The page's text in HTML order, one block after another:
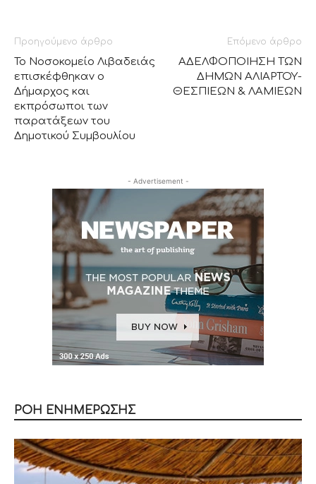
Προηγούμενο άρθρο
Το Νοσοκομείο Λιβαδειάς
επισκέφθηκαν ο
Δήμαρχος και
εκπρόσωποι των
παρατάξεων του
Δημοτικού Συμβουλίου
Επόμενο άρθρο
ΑΔΕΛΦΟΠΟΙΗΣΗ ΤΩΝ
ΔΗΜΩΝ ΑΛΙΑΡΤΟΥ-
ΘΕΣΠΙΕΩΝ & ΛΑΜΙΕΩΝ
- Advertisement -
ΡΟΗ ΕΝΗΜΕΡΩΣΗΣ